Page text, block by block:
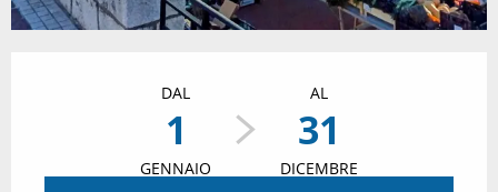
DAL
1
GENNAIO
AL
31
DICEMBRE